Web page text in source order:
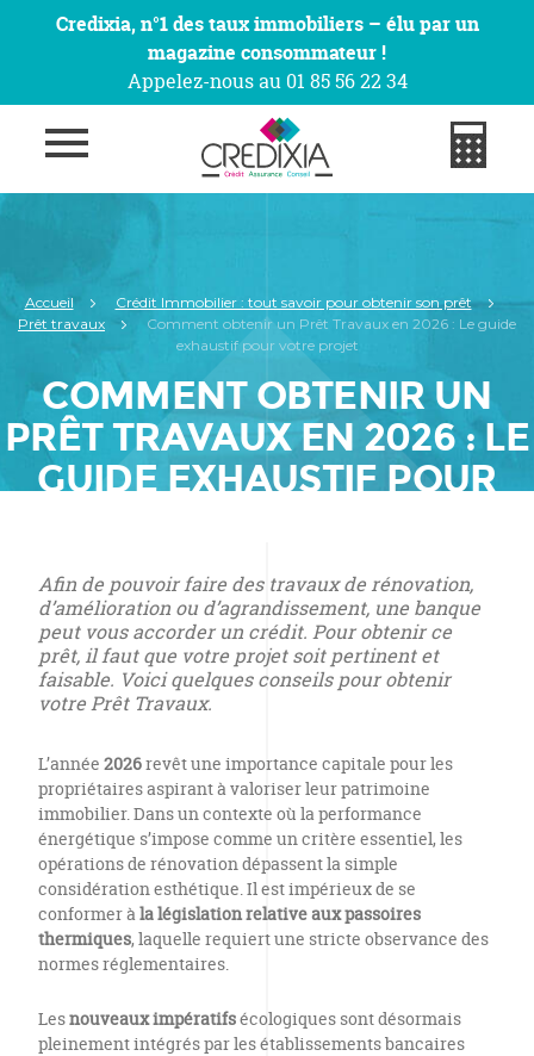
Credixia, n°1 des taux immobiliers – élu par un
magazine consommateur !
Appelez-nous au 01 85 56 22 34
Accueil
Crédit Immobilier : tout savoir pour obtenir son prêt
Prêt travaux
Comment obtenir un Prêt Travaux en 2026 : Le guide
exhaustif pour votre projet
COMMENT OBTENIR UN
PRÊT TRAVAUX EN 2026 : LE
GUIDE EXHAUSTIF POUR
Afin de pouvoir faire des travaux de rénovation,
d’amélioration ou d’agrandissement, une banque
peut vous accorder un crédit. Pour obtenir ce
prêt, il faut que votre projet soit pertinent et
faisable. Voici quelques conseils pour obtenir
votre Prêt Travaux.
L’année 2026revêt une importance capitale pour les
propriétaires aspirant à valoriser leur patrimoine
immobilier. Dans un contexte où la performance
énergétique s’impose comme un critère essentiel, les
opérations de rénovation dépassent la simple
considération esthétique. Il est impérieux de se
conformer àla législation relative aux passoires
thermiques, laquelle requiert une stricte observance des
normes réglementaires.
Lesnouveaux impératifsécologiques sont désormais
pleinement intégrés par les établissements bancaires